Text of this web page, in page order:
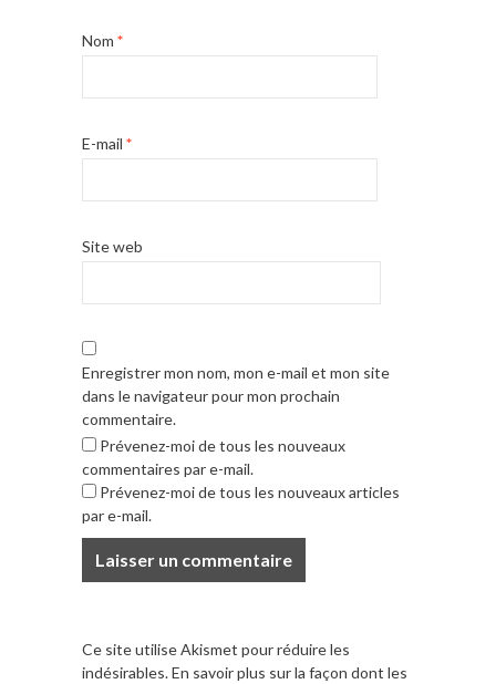
Nom *
E-mail *
Site web
Enregistrer mon nom, mon e-mail et mon site
dans le navigateur pour mon prochain
commentaire.
Prévenez-moi de tous les nouveaux
commentaires par e-mail.
Prévenez-moi de tous les nouveaux articles
par e-mail.
Ce site utilise Akismet pour réduire les
indésirables.En savoir plus sur la façon dont les